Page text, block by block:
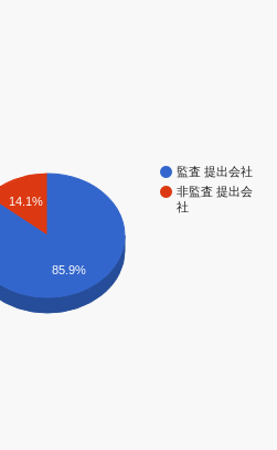
監査 提出会社
非監査 提出会
社
14.1%
85.9%